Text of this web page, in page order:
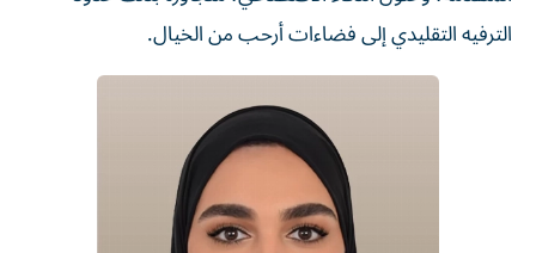
الترفيه التقليدي إلى فضاءات أرحب من الخيال.